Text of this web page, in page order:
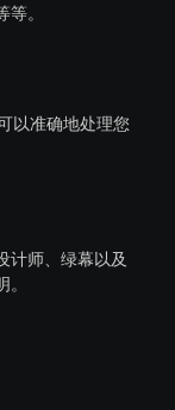
。
以准确地处理您
计师、绿幕以及